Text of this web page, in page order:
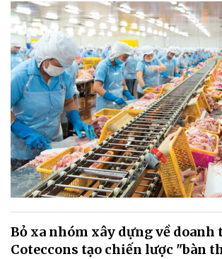
Bỏ xa nhóm xây dựng về doanh
Coteccons tạo chiến lược "bàn